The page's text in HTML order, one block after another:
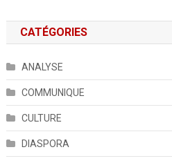
CATÉGORIES
ANALYSE
COMMUNIQUE
CULTURE
DIASPORA